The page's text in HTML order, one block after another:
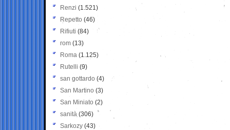
Renzi (1.521)
Repetto (46)
Rifiuti (84)
rom (13)
Roma (1.125)
Rutelli (9)
san gottardo (4)
San Martino (3)
San Miniato (2)
sanità (306)
Sarkozy (43)